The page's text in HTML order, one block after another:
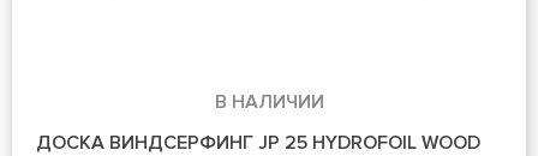
В НАЛИЧИИ
ДОСКА ВИНДСЕРФИНГ JP 25 HYDROFOIL WOOD